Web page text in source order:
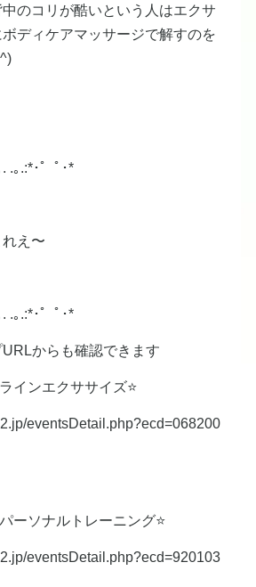
のコリが酷いという人はエクサ
ディケアマッサージで解すのを
.｡.:*･゜ﾟ･*
〜
.｡.:*･゜ﾟ･*
からも確認できます
インエクササイズ⭐️
eventsDetail.php?ecd=068200
ーソナルトレーニング⭐️
eventsDetail.php?ecd=920103